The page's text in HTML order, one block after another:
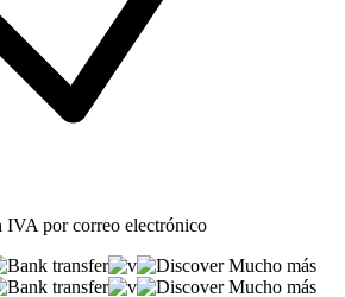
IVA por correo electrónico
Mucho más
Mucho más